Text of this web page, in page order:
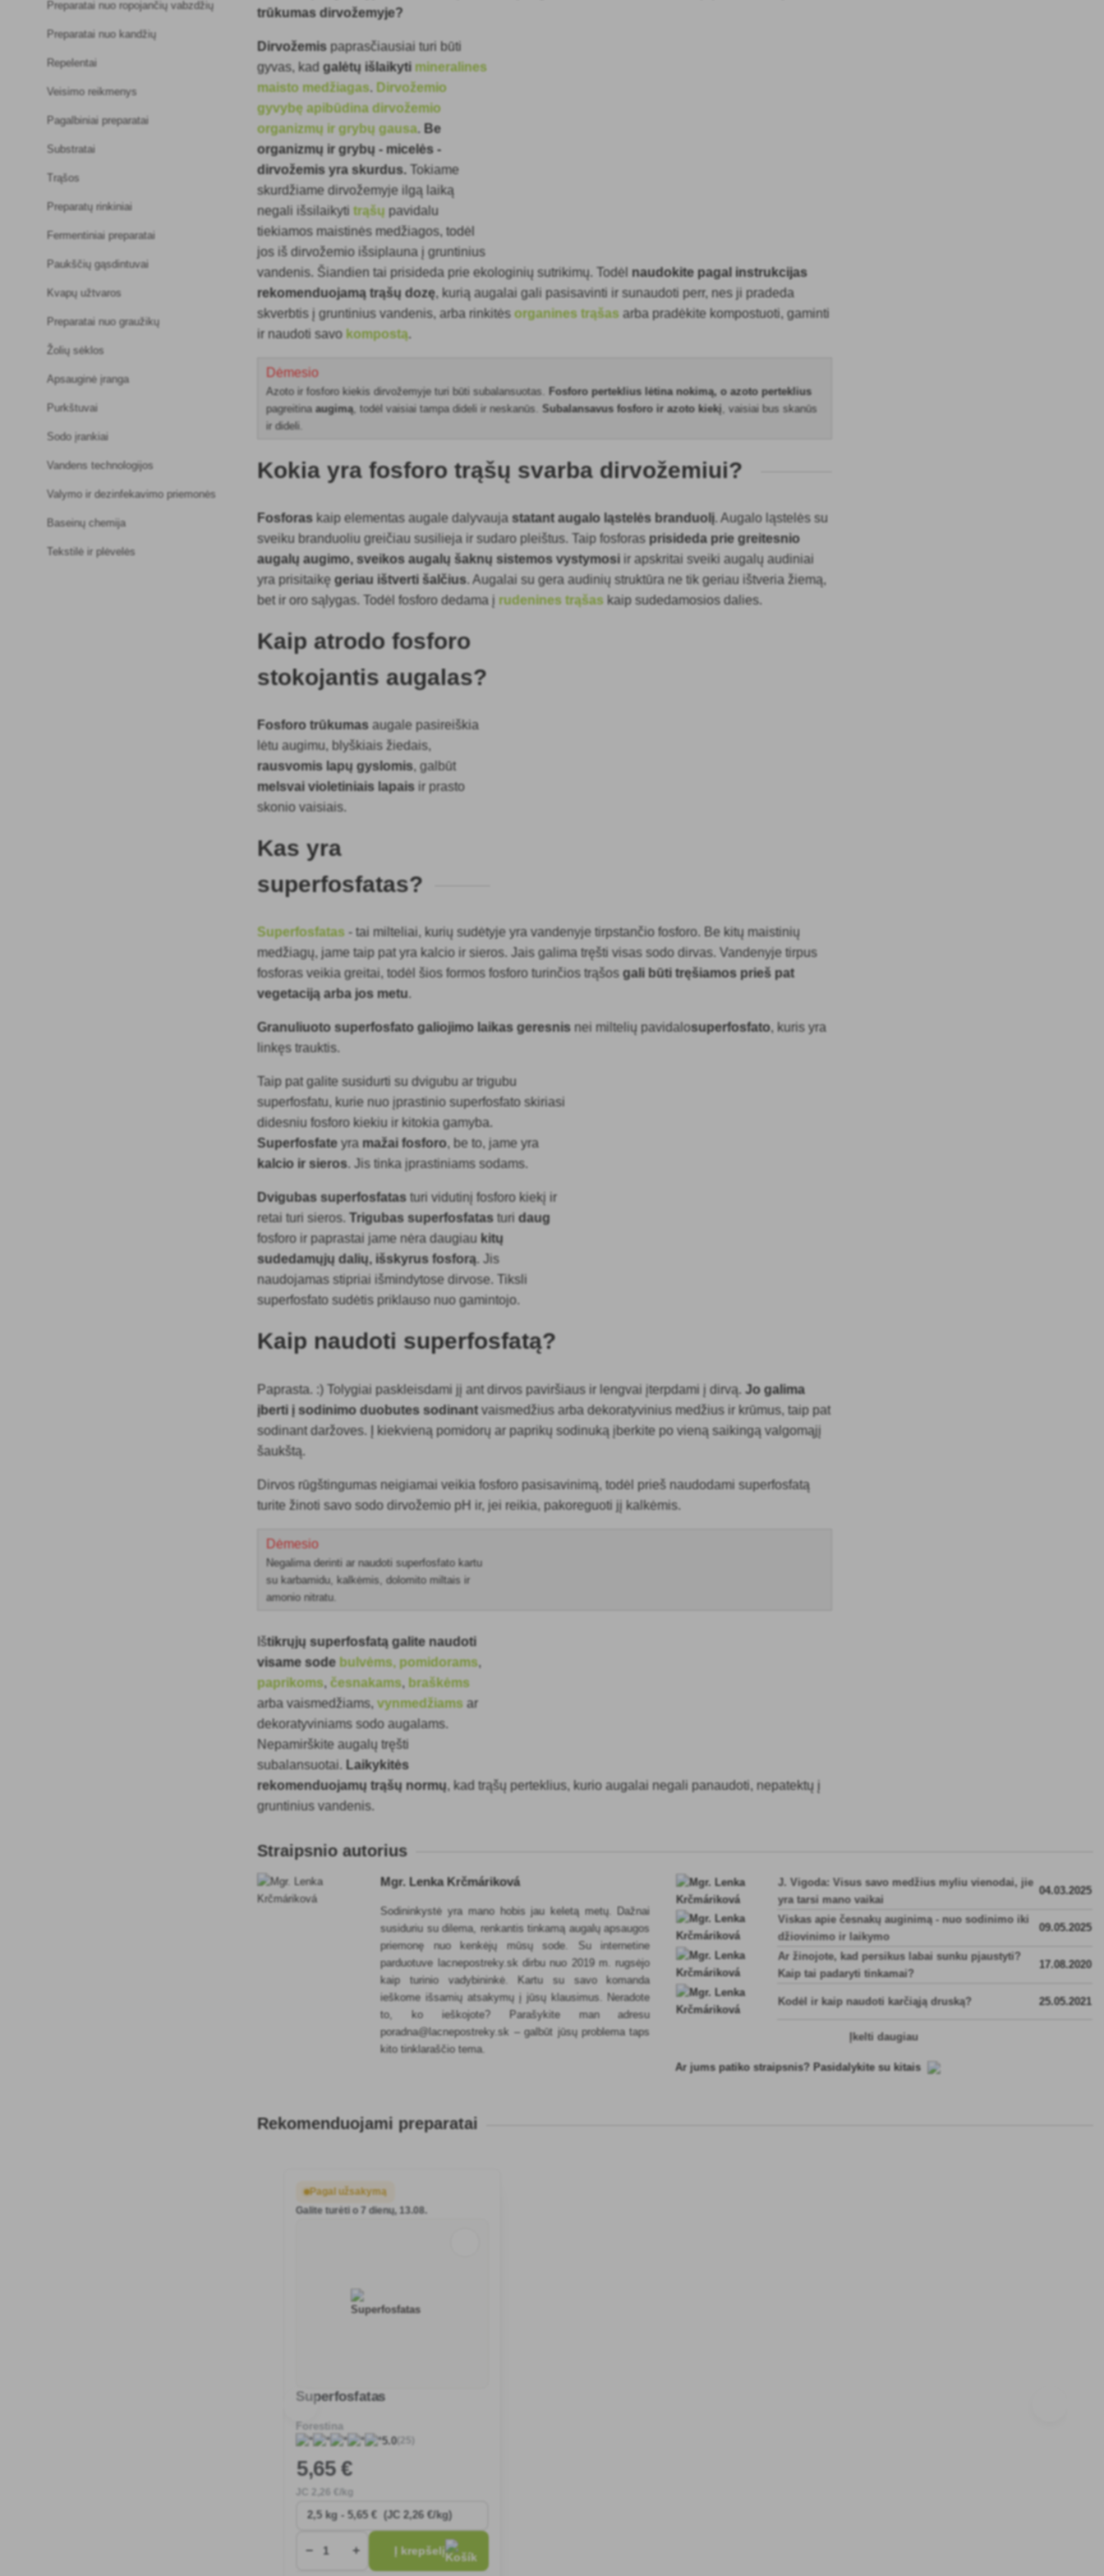
Preparatai nuo ropojančių vabzdžių
Preparatai nuo kandžių
Repelentai
Veisimo reikmenys
Pagalbiniai preparatai
Substratai
Trąšos
Preparatų rinkiniai
Fermentiniai preparatai
Paukščių gąsdintuvai
Kvapų užtvaros
Preparatai nuo graužikų
Žolių sėklos
Apsauginė įranga
Purkštuvai
Sodo įrankiai
Vandens technologijos
Valymo ir dezinfekavimo priemonės
Baseinų chemija
Tekstilė ir plėvelės
trūkumas dirvožemyje?
Dirvožemis paprasčiausiai turi būti
gyvas, kadgalėtų išlaikyti mineralines
maisto medžiagas. Dirvožemio
gyvybę apibūdina dirvožemio
organizmų ir grybų gausa. Be
organizmų ir grybų - micelės -
dirvožemis yra skurdus. Tokiame
skurdžiame dirvožemyje ilgą laiką
negali išsilaikytitrąšų pavidalu
tiekiamos maistinės medžiagos, todėl
jos iš dirvožemio išsiplauna į gruntinius
vandenis. Šiandien tai prisideda prie ekologinių sutrikimų. Todėlnaudokite pagal instrukcijas
rekomenduojamą trąšų dozę, kurią augalai gali pasisavinti ir sunaudoti perr, nes ji pradeda
skverbtis į gruntinius vandenis, arba rinkitėsorganines trąšas arba pradėkite kompostuoti, gaminti
ir naudoti savo kompostą.
Dėmesio
Azoto ir fosforo kiekis dirvožemyje turi būti subalansuotas.
Fosforo perteklius lėtina nokimą, o azoto perteklius
pagreitinaaugimą, todėl vaisiai tampa dideli ir neskanūs. Subalansavus fosforo ir azoto kiekį , vaisiai bus skanūs
ir dideli.
Kokia yra fosforo trąšų svarba dirvožemiui?
Fosforas kaip elementas augale dalyvauja statant augalo ląstelės branduolį. Augalo ląstelės su
sveiku branduoliu greičiau susilieja ir sudaro pleištus. Taip fosforasprisideda prie greitesnio
augalų augimo, sveikos augalų šaknų sistemos vystymosi ir apskritai sveiki augalų audiniai
yra prisitaikęgeriau ištverti šalčius. Augalai su gera audinių struktūra ne tik geriau ištveria žiemą,
bet ir oro sąlygas. Todėl fosforo dedama įrudenines trąšas kaip sudedamosios dalies.
Kaip atrodo fosforo
stokojantis augalas?
Fosforo trūkumas augale pasireiškia
lėtu augimu, blyškiais žiedais,
rausvomis lapų gyslomis, galbūt
melsvai violetiniais lapais ir prasto
skonio vaisiais.
Kas yra
superfosfatas?
Superfosfatas - tai milteliai, kurių sudėtyje yra vandenyje tirpstančio fosforo. Be kitų maistinių
medžiagų, jame taip pat yra kalcio ir sieros. Jais galima tręšti visas sodo dirvas. Vandenyje tirpus
fosforas veikia greitai, todėl šios formos fosforo turinčios trąšosgali būti tręšiamos prieš pat
vegetaciją arba jos metu.
Granuliuoto superfosfato galiojimo laikas geresnis nei miltelių pavidalosuperfosfato, kuris yra
linkęs trauktis.
Taip pat galite susidurti su dvigubu ar trigubu
superfosfatu, kurie nuo įprastinio superfosfato skiriasi
didesniu fosforo kiekiu ir kitokia gamyba.
Superfosfate yramažai fosforo, be to, jame yra
kalcio ir sieros. Jis tinka įprastiniams sodams.
Dvigubas superfosfatas turi vidutinį fosforo kiekį ir
retai turi sieros.Trigubas superfosfatas turi daug
fosforo ir paprastai jame nėra daugiau kitų
sudedamųjų dalių, išskyrus fosforą. Jis
naudojamas stipriai išmindytose dirvose. Tiksli
superfosfato sudėtis priklauso nuo gamintojo.
Kaip naudoti superfosfatą?
Paprasta. :) Tolygiai paskleisdami jį ant dirvos paviršiaus ir lengvai įterpdami į dirvą.Jo galima
įberti į sodinimo duobutes sodinant vaismedžius arba dekoratyvinius medžius ir krūmus, taip pat
sodinant daržoves. Į kiekvieną pomidorų ar paprikų sodinuką įberkite po vieną saikingą valgomąjį
šaukštą.
Dirvos rūgštingumas neigiamai veikia fosforo pasisavinimą, todėl prieš naudodami superfosfatą
turite žinoti savo sodo dirvožemio pH ir, jei reikia, pakoreguoti jį kalkėmis.
Dėmesio
Negalima derinti ar naudoti superfosfato kartu
su karbamidu, kalkėmis, dolomito miltais ir
amonio nitratu.
Ištikrųjų superfosfatą galite naudoti
visame sode bulvėms, pomidorams,
paprikoms,česnakams, braškėms
arba vaismedžiams,vynmedžiams ar
dekoratyviniams sodo augalams.
Nepamirškite augalų tręšti
subalansuotai. Laikykitės
rekomenduojamų trąšų normų, kad trąšų perteklius, kurio augalai negali panaudoti, nepatektų į
gruntinius vandenis.
Straipsnio autorius
Mgr. Lenka Krčmáriková
Sodininkystė yra mano hobis jau keletą metų. Dažnai
susiduriu su dilema, renkantis tinkamą augalų apsaugos
priemonę nuo kenkėjų mūsų sode. Su internetine
parduotuve lacnepostreky.sk dirbu nuo 2019 m. rugsėjo
kaip turinio vadybininkė. Kartu su savo komanda
ieškome išsamių atsakymų į jūsų klausimus. Neradote
to, ko ieškojote? Parašykite man adresu
poradna@lacnepostreky.sk – galbūt jūsų problema taps
kito tinklaraščio tema.
J. Vigoda: Visus savo medžius myliu vienodai, jie
yra tarsi mano vaikai
04.03.2025
Viskas apie česnakų auginimą - nuo sodinimo iki
džiovinimo ir laikymo
09.05.2025
Ar žinojote, kad persikus labai sunku pjaustyti?
Kaip tai padaryti tinkamai?
17.08.2020
Kodėl ir kaip naudoti karčiąją druską? 25.05.2021
Įkelti daugiau
Ar jums patiko straipsnis? Pasidalykite su kitais
Rekomenduojami preparatai
Pagal užsakymą
Galite turėti o 7 dienų, 13.08.
Superfosfatas
Forestina
5.0(25)
5,65 €
2 ,26 €/kg
− + Į krepšelį